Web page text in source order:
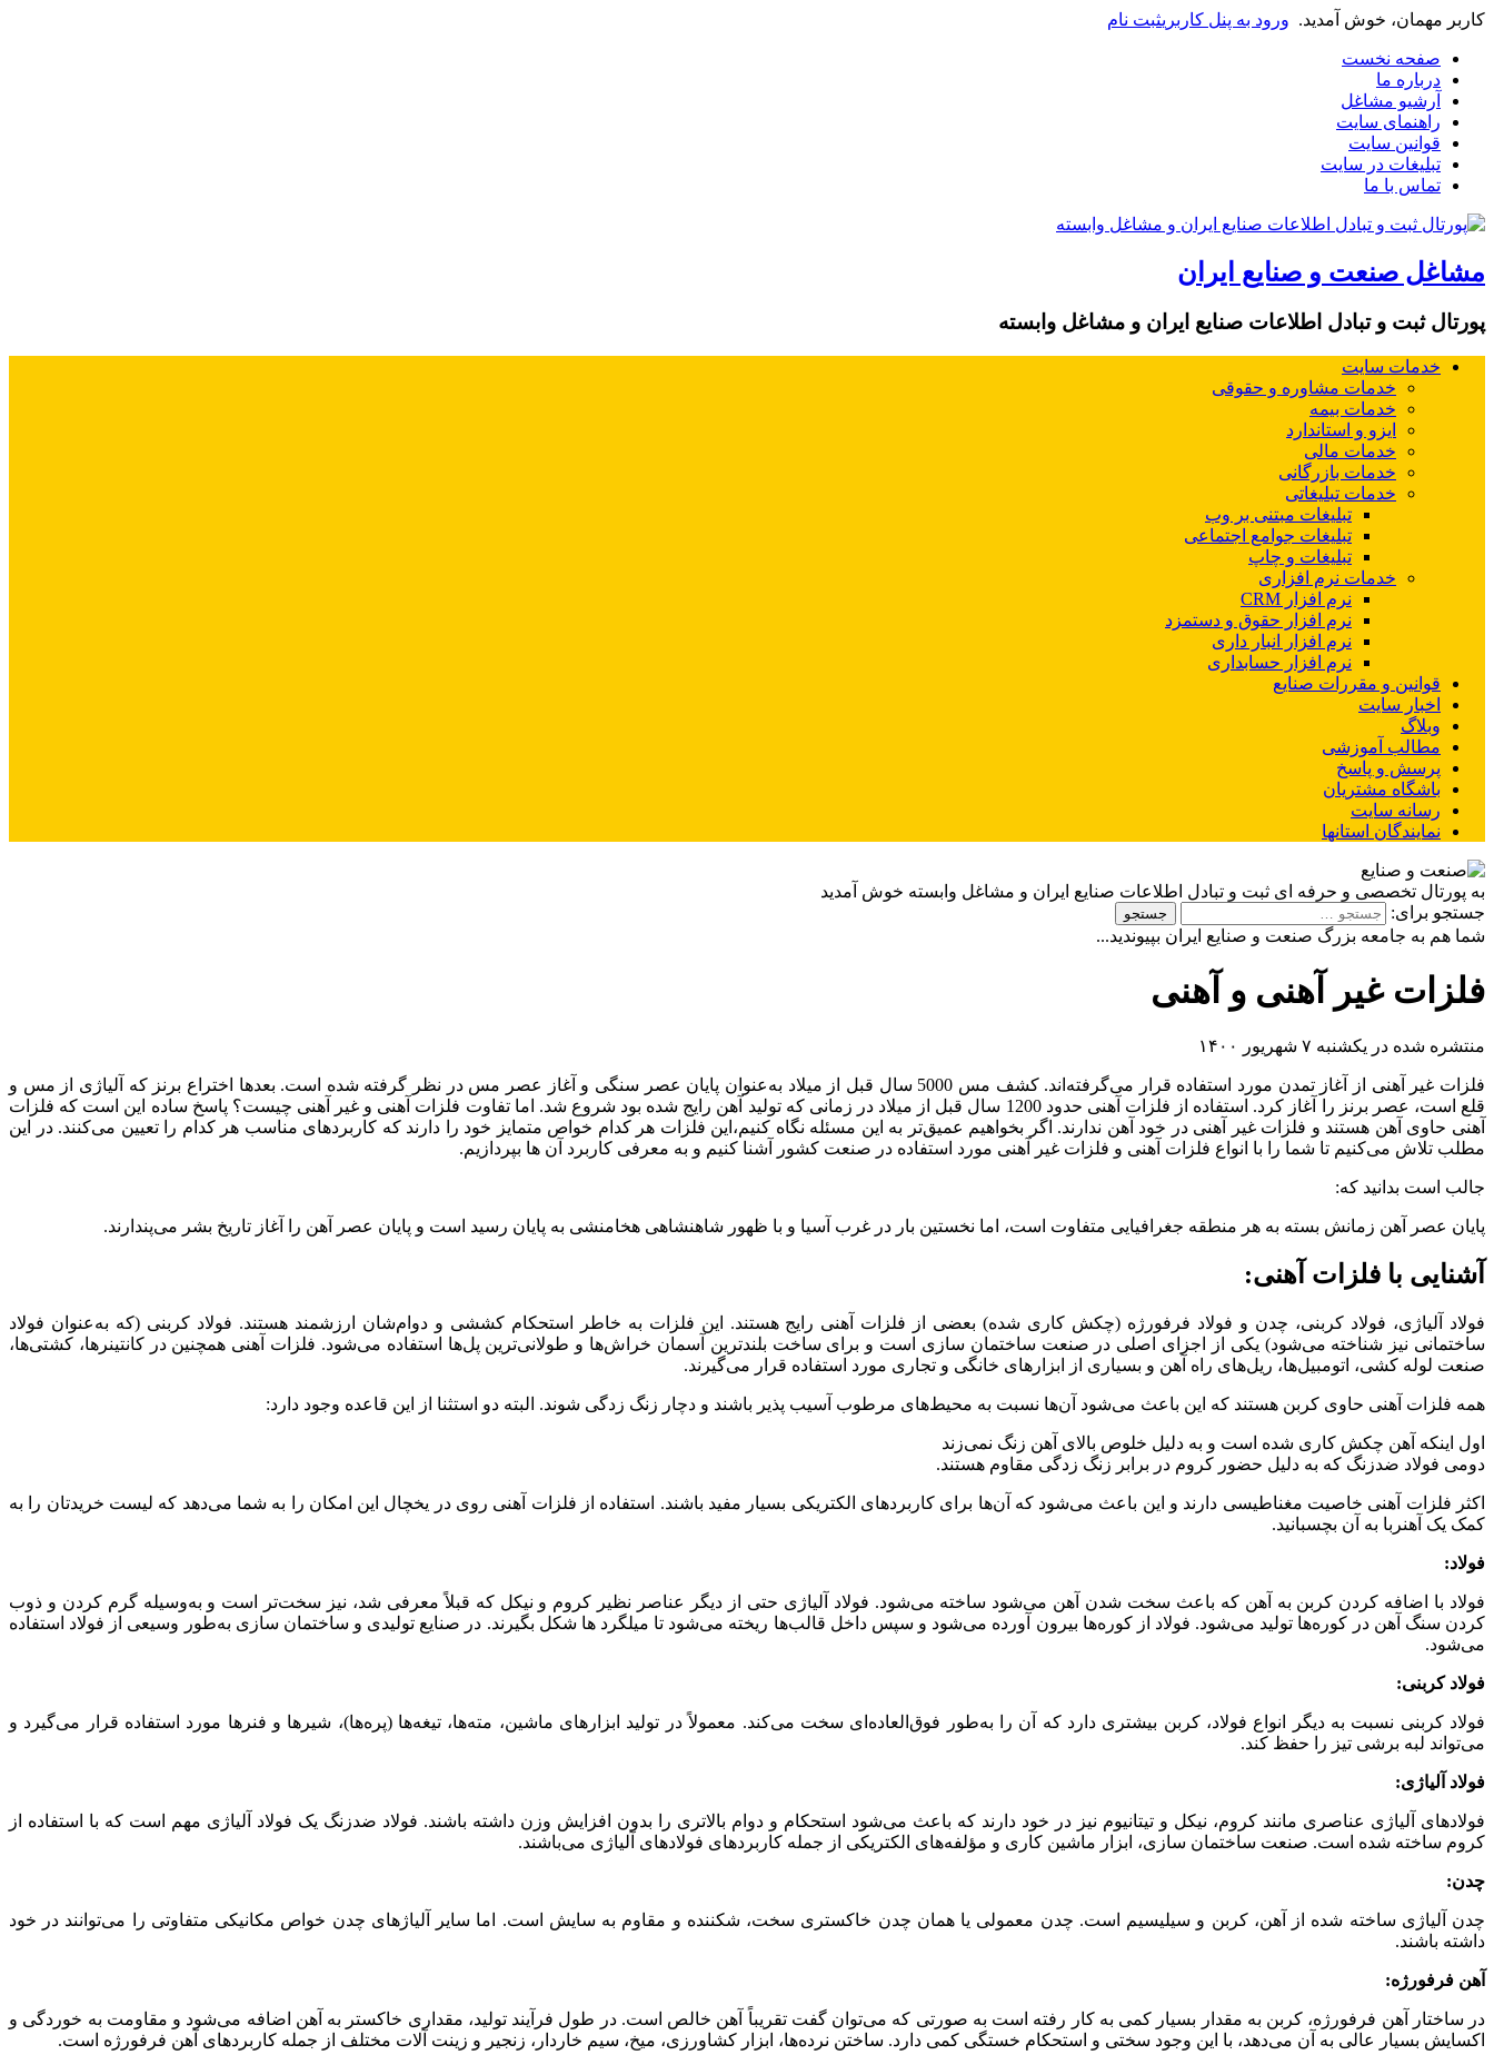
کاربر مهمان، خوش آمدید. ورود به پنل کاربریثبت نام
صفحه نخست
درباره ما
آرشیو مشاغل
راهنمای سایت
قوانین سایت
تبلیغات در سایت
تماس با ما
مشاغل صنعت و صنایع ایران
پورتال ثبت و تبادل اطلاعات صنایع ایران و مشاغل وابسته
خدمات سایت
خدمات مشاوره و حقوقی
خدمات بیمه
ایزو و استاندارد
خدمات مالی
خدمات بازرگانی
خدمات تبلیغاتی
تبلیغات مبتنی بر وب
تبلیغات جوامع اجتماعی
تبلیغات و چاپ
خدمات نرم افزاری
نرم افزار CRM
نرم افزار حقوق و دستمزد
نرم افزار انبار داری
نرم افزار حسابداری
قوانین و مقررات صنایع
اخبار سایت
وبلاگ
مطالب آموزشی
پرسش و پاسخ
باشگاه مشتریان
رسانه سایت
نمایندگان استانها
به پورتال تخصصی و حرفه ای ثبت و تبادل اطلاعات صنایع ایران و مشاغل وابسته خوش آمدید
جستجو برای:
شما هم به جامعه بزرگ صنعت و صنایع ایران بپیوندید...
فلزات غیر آهنی و آهنی
منتشره شده در یکشنبه ۷ شهریور ۱۴۰۰
فلزات غیر آهنی از آغاز تمدن مورد استفاده قرار می‌گرفته‌اند. کشف مس 5000 سال قبل از میلاد به‌عنوان پایان عصر سنگی و آغاز عصر مس در نظر گرفته شده است. بعدها اختراع برنز که آلیاژی از مس و
قلع است، عصر برنز را آغاز کرد. استفاده از فلزات آهنی حدود 1200 سال قبل از میلاد در زمانی که تولید آهن رایج شده بود شروع شد. اما تفاوت فلزات آهنی و غیر آهنی چیست؟ پاسخ ساده این است که فلزات
آهنی حاوی آهن هستند و فلزات غیر آهنی در خود آهن ندارند. اگر بخواهیم عمیق‌تر به این مسئله نگاه کنیم،این فلزات هر کدام خواص متمایز خود را دارند که کاربردهای مناسب هر کدام را تعیین می‌کنند. در این
مطلب تلاش می‌کنیم تا شما را با انواع فلزات آهنی و فلزات غیر آهنی مورد استفاده در صنعت کشور آشنا کنیم و به معرفی کاربرد آن ها بپردازیم.
جالب است بدانید که:
پایان عصر آهن زمانش بسته به هر منطقه جغرافیایی متفاوت است، اما نخستین بار در غرب آسیا و با ظهور شاهنشاهی هخامنشی به پایان رسید است و پایان عصر آهن را آغاز تاریخ بشر می‌پندارند.
آشنایی با فلزات آهنی:
فولاد آلیاژی، فولاد کربنی، چدن و فولاد فرفورژه (چکش کاری شده) بعضی از فلزات آهنی رایج هستند. این فلزات به خاطر استحکام کششی و دوام‌شان ارزشمند هستند. فولاد کربنی (که به‌عنوان فولاد
ساختمانی نیز شناخته می‌شود) یکی از اجزای اصلی در صنعت ساختمان سازی است و برای ساخت بلندترین آسمان خراش‌ها و طولانی‌ترین پل‌ها استفاده می‌شود. فلزات آهنی همچنین در کانتینرها، کشتی‌ها،
صنعت لوله کشی، اتومبیل‌ها، ریل‌های راه آهن و بسیاری از ابزارهای خانگی و تجاری مورد استفاده قرار می‌گیرند.
همه فلزات آهنی حاوی کربن هستند که این باعث می‌شود آن‌ها نسبت به محیط‌های مرطوب آسیب پذیر باشند و دچار زنگ زدگی شوند. البته دو استثنا از این قاعده وجود دارد:
اول اینکه آهن چکش کاری شده است و به دلیل خلوص بالای آهن زنگ نمی‌زند
دومی فولاد ضدزنگ که به دلیل حضور کروم در برابر زنگ زدگی مقاوم هستند.
اکثر فلزات آهنی خاصیت مغناطیسی دارند و این باعث می‌شود که آن‌ها برای کاربردهای الکتریکی بسیار مفید باشند. استفاده از فلزات آهنی روی در یخچال این امکان را به شما می‌دهد که لیست خریدتان را به
کمک یک آهنربا به آن بچسبانید.
فولاد:
فولاد با اضافه کردن کربن به آهن که باعث سخت شدن آهن می‌شود ساخته می‌شود. فولاد آلیاژی حتی از دیگر عناصر نظیر کروم و نیکل که قبلاً معرفی شد، نیز سخت‌تر است و به‌وسیله گرم کردن و ذوب
کردن سنگ آهن در کوره‌ها تولید می‌شود. فولاد از کوره‌ها بیرون آورده می‌شود و سپس داخل قالب‌ها ریخته می‌شود تا میلگرد ها شکل بگیرند. در صنایع تولیدی و ساختمان سازی به‌طور وسیعی از فولاد استفاده
می‌شود.
فولاد کربنی:
فولاد کربنی نسبت به دیگر انواع فولاد، کربن بیشتری دارد که آن را به‌طور فوق‌العاده‌ای سخت می‌کند. معمولاً در تولید ابزارهای ماشین، مته‌ها، تیغه‌ها (پره‌ها)، شیرها و فنرها مورد استفاده قرار می‌گیرد و
می‌تواند لبه برشی تیز را حفظ کند.
فولاد آلیاژی:
فولادهای آلیاژی عناصری مانند کروم، نیکل و تیتانیوم نیز در خود دارند که باعث می‌شود استحکام و دوام بالاتری را بدون افزایش وزن داشته باشند. فولاد ضدزنگ یک فولاد آلیاژی مهم است که با استفاده از
کروم ساخته شده است. صنعت ساختمان سازی، ابزار ماشین کاری و مؤلفه‌های الکتریکی از جمله کاربردهای فولادهای آلیاژی می‌باشند.
چدن:
چدن آلیاژی ساخته شده از آهن، کربن و سیلیسیم است. چدن معمولی یا همان چدن خاکستری سخت، شکننده و مقاوم به سایش است. اما سایر آلیاژهای چدن خواص مکانیکی متفاوتی را می‌توانند در خود
داشته باشند.
آهن فرفورژه:
در ساختار آهن فرفورژه، کربن به مقدار بسیار کمی به کار رفته است به صورتی که می‌توان گفت تقریباً آهن خالص است. در طول فرآیند تولید، مقداری خاکستر به آهن اضافه می‌شود و مقاومت به خوردگی و
اکسایش بسیار عالی به آن می‌دهد، با این وجود سختی و استحکام خستگی کمی دارد. ساختن نرده‌ها، ابزار کشاورزی، میخ، سیم خاردار، زنجیر و زینت آلات مختلف از جمله کاربردهای آهن فرفورژه است.